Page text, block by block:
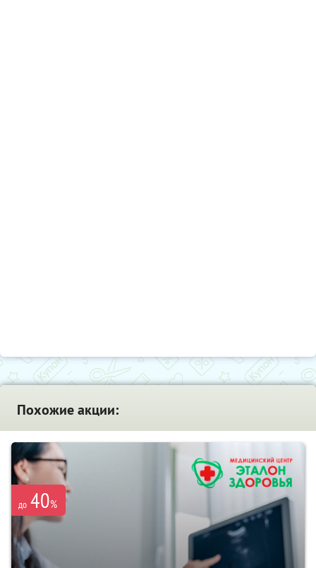
Похожие акции:
до 40%